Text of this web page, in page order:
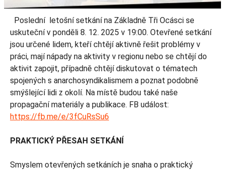
Poslední letošní setkání na Základně Tři Ocásci se
uskuteční v ponděli 8. 12. 2025 v 19:00. Otevřené setkání
jsou určené lidem, kteří chtějí aktivně řešit problémy v
práci, mají nápady na aktivity v regionu nebo se chtějí do
aktivit zapojit, případně chtějí diskutovat o tématech
spojených s anarchosyndikalismem a poznat podobně
smýšlející lidi z okolí. Na místě budou také naše
propagační materiály a publikace. FB událost:
https://fb.me/e/3fCuRsSu6
PRAKTICKÝ PŘESAH SETKÁNÍ
Smyslem otevřených setkáních je snaha o praktický